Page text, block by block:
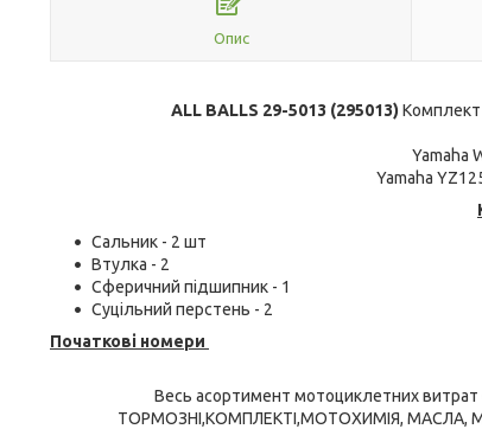
Опис
ALL BALLS 29-5013 (295013) Комплект
Yamaha
Yamaha
Сальник - 2 шт
Втулка - 2
Сферичний підшипник - 1
Суцільний перстень - 2
Початкові номери
Весь асортимент мотоциклетних
ТОРМОЗНІ,КОМПЛЕКТІ,МОТОХИМІЯ,